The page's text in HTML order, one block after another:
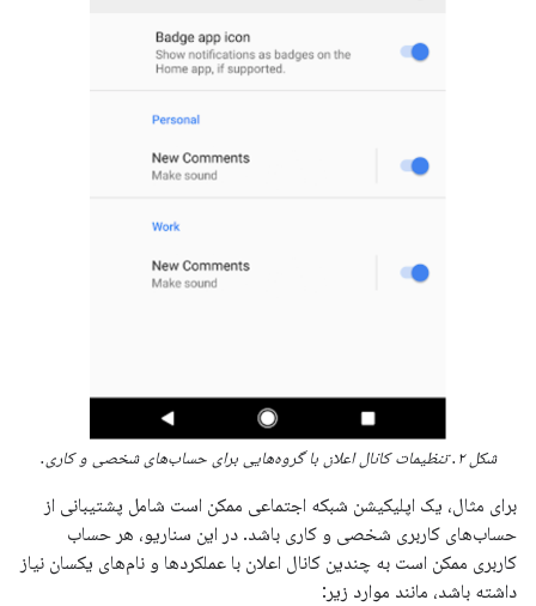
شکل ۲. تنظیمات کانال اعلان با گروه‌هایی برای حساب‌های شخصی و کاری.
برای مثال، یک اپلیکیشن شبکه اجتماعی ممکن است شامل پشتیبانی از
حساب‌های کاربری شخصی و کاری باشد. در این سناریو، هر حساب
کاربری ممکن است به چندین کانال اعلان با عملکردها و نام‌های یکسان نیاز
داشته باشد، مانند موارد زیر: